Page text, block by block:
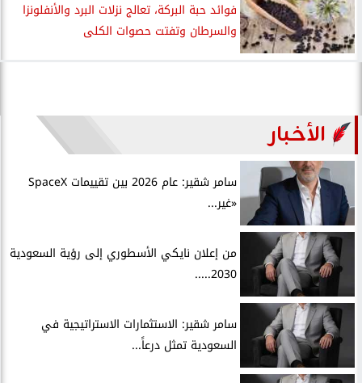
فوائد حبة البركة، تعالج نزلات البرد والأنفلونزا
والسرطان وتفتت حصوات الكلى
الأخبار
سامر شقير: عام 2026 بين تقييمات SpaceX
«غير...
من إعلان نايكي الأسطوري إلى رؤية السعودية
2030.....
سامر شقير: الاستثمارات الاستراتيجية في
السعودية تمثل درعاً...